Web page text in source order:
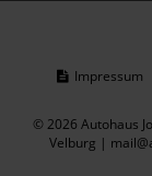
Impressum
© 2026 Autohaus
Velburg |